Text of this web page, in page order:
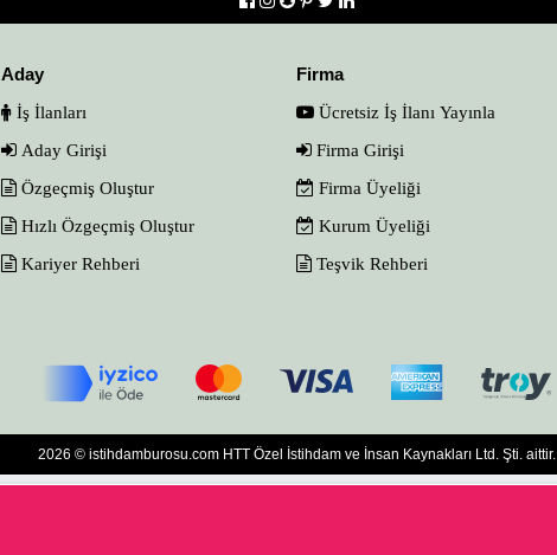
Aday
İş İlanları
Aday Girişi
Özgeçmiş Oluştur
Hızlı Özgeçmiş Oluştur
Kariyer Rehberi
Firma
Ücretsiz İş İlanı Yayınla
Firma Girişi
Firma Üyeliği
Kurum Üyeliği
Teşvik Rehberi
2026 © istihdamburosu.com HTT Özel İstihdam ve İnsan Kaynakları Ltd. Şti. aittir.